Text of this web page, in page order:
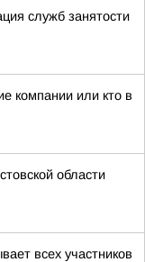
служб занятости
компании или кто в
области
всех участников